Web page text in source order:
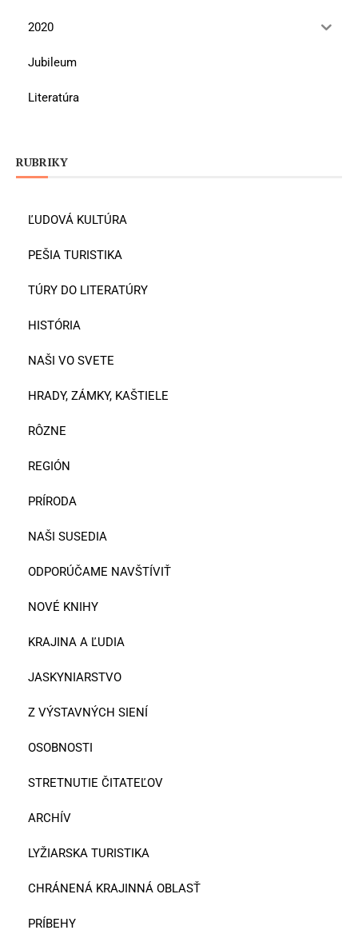
2020
Jubileum
Literatúra
RUBRIKY
ĽUDOVÁ KULTÚRA
PEŠIA TURISTIKA
TÚRY DO LITERATÚRY
HISTÓRIA
NAŠI VO SVETE
HRADY, ZÁMKY, KAŠTIELE
RÔZNE
REGIÓN
PRÍRODA
NAŠI SUSEDIA
ODPORÚČAME NAVŠTÍVIŤ
NOVÉ KNIHY
KRAJINA A ĽUDIA
JASKYNIARSTVO
Z VÝSTAVNÝCH SIENÍ
OSOBNOSTI
STRETNUTIE ČITATEĽOV
ARCHÍV
LYŽIARSKA TURISTIKA
CHRÁNENÁ KRAJINNÁ OBLASŤ
PRÍBEHY